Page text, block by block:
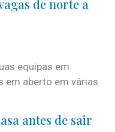
de norte a
equipas em
em aberto em várias
antes de sair